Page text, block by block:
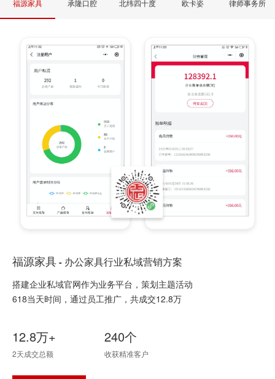
福源家具 承隆口腔 北纬四十度 欧卡姿 律师事务所
福源家具 - 办公家具行业私域营销方案
搭建企业私域官网作为业务平台，策划主题活动
618当天时间，通过员工推广，共成交12.8万
12.8万+
2天成交总额
240个
收获精准客户